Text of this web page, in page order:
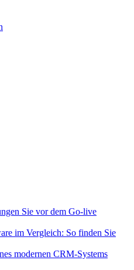
Sie vor dem Go-live
im Vergleich: So finden Sie
modernen CRM-Systems